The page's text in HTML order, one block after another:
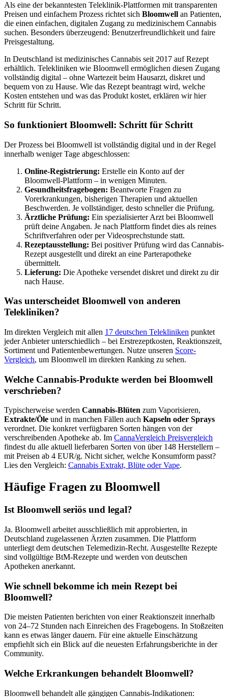
Als eine der bekanntesten Teleklinik-Plattformen mit transparenten
Preisen und einfachem Prozess richtet sich Bloomwell an Patienten,
die einen einfachen, digitalen Zugang zu medizinischem Cannabis
suchen. Besonders überzeugend: Benutzerfreundlichkeit und faire
Preisgestaltung.
In Deutschland ist medizinisches Cannabis seit 2017 auf Rezept
erhältlich. Telekliniken wie Bloomwell ermöglichen diesen Zugang
vollständig digital – ohne Wartezeit beim Hausarzt, diskret und
bequem von zu Hause. Wie das Rezept beantragt wird, welche
Kosten entstehen und was das Produkt kostet, erklären wir hier
Schritt für Schritt.
So funktioniert Bloomwell: Schritt für Schritt
Der Prozess bei Bloomwell ist vollständig digital und in der Regel
innerhalb weniger Tage abgeschlossen:
Online-Registrierung: Erstelle ein Konto auf der
Bloomwell-Plattform – in wenigen Minuten.
Gesundheitsfragebogen: Beantworte Fragen zu
Vorerkrankungen, bisherigen Therapien und aktuellen
Beschwerden. Je vollständiger, desto schneller die Prüfung.
Ärztliche Prüfung: Ein spezialisierter Arzt bei Bloomwell
prüft deine Angaben. Je nach Plattform findet dies als reines
Schriftverfahren oder per Videosprechstunde statt.
Rezeptausstellung: Bei positiver Prüfung wird das Cannabis-
Rezept ausgestellt und direkt an eine Parterapotheke
übermittelt.
Lieferung: Die Apotheke versendet diskret und direkt zu dir
nach Hause.
Was unterscheidet Bloomwell von anderen
Telekliniken?
Im direkten Vergleich mit allen 17 deutschen Telekliniken punktet
jeder Anbieter unterschiedlich – bei Erstrezeptkosten, Reaktionszeit,
Sortiment und Patientenbewertungen. Nutze unseren Score-
Vergleich, um Bloomwell im direkten Ranking zu sehen.
Welche Cannabis-Produkte werden bei Bloomwell
verschrieben?
Typischerweise werden Cannabis-Blüten zum Vaporisieren,
Extrakte/Öle und in manchen Fällen auch Kapseln oder Sprays
verordnet. Die konkret verfügbaren Sorten hängen von der
verschreibenden Apotheke ab. Im CannaVergleich Preisvergleich
findest du alle aktuell lieferbaren Sorten von über 148 Herstellern –
mit Preisen ab 4 EUR/g. Nicht sicher, welche Konsumform passt?
Lies den Vergleich: Cannabis Extrakt, Blüte oder Vape.
Häufige Fragen zu Bloomwell
Ist Bloomwell seriös und legal?
Ja. Bloomwell arbeitet ausschließlich mit approbierten, in
Deutschland zugelassenen Ärzten zusammen. Die Plattform
unterliegt dem deutschen Telemedizin-Recht. Ausgestellte Rezepte
sind vollgültige BtM-Rezepte und werden von deutschen
Apotheken anerkannt.
Wie schnell bekomme ich mein Rezept bei
Bloomwell?
Die meisten Patienten berichten von einer Reaktionszeit innerhalb
von 24–72 Stunden nach Einreichen des Fragebogens. In Stoßzeiten
kann es etwas länger dauern. Für eine aktuelle Einschätzung
empfiehlt sich ein Blick auf die neuesten Erfahrungsberichte in der
Community.
Welche Erkrankungen behandelt Bloomwell?
Bloomwell behandelt alle gängigen Cannabis-Indikationen: